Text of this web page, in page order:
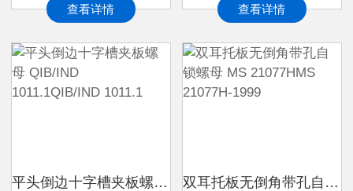
查看详情 查看详情
平头倒边十字槽夹板螺母 QIB/IND 1011.1QIB/IND 1011.1 双耳托板无倒角带孔自锁螺母 MS 21077HMS 21077H-1999